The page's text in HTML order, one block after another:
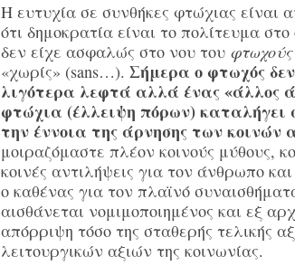
Η ευτυχία σε συνθήκες φτώχιας είναι
ότι δημοκρατία είναι το πολίτευμα
δεν είχε ασφαλώς στο νου του
«χωρίς» (sans…). Σήμερα ο φτωχός
λιγότερα λεφτά αλλά ένας «άλλος
φτώχια (έλλειψη πόρων)
την έννοια της άρνησης των κοινών
μοιραζόμαστε πλέον κοινούς μύθους,
κοινές αντιλήψεις για τον άνθρωπο
ο καθένας για τον πλαϊνό
αισθάνεται νομιμοποιημένος και εξ
απόρριψη τόσο της σταθερής τελικής
λειτουργικών αξιών της κοινωνίας.